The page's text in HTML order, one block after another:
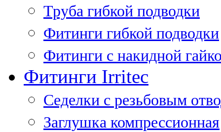
Труба гибкой подводки
Фитинги гибкой подводки
Фитинги с накидной
Фитинги Irritec
Седелки с резьбовым
Заглушка компрессионная